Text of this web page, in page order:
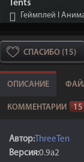
Tents
Геймплей I
СПАСИБО (15)
ОПИСАНИЕ
КОММЕНТАРИИ 15
Автор: ThreeTen
Версия:0.9а2